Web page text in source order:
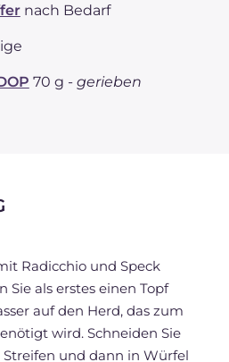
nach Bedarf
70 g - gerieben
Radicchio und Speck
Sie als erstes einen Topf
auf den Herd, das zum
wird. Schneiden Sie
Streifen und dann in Würfel